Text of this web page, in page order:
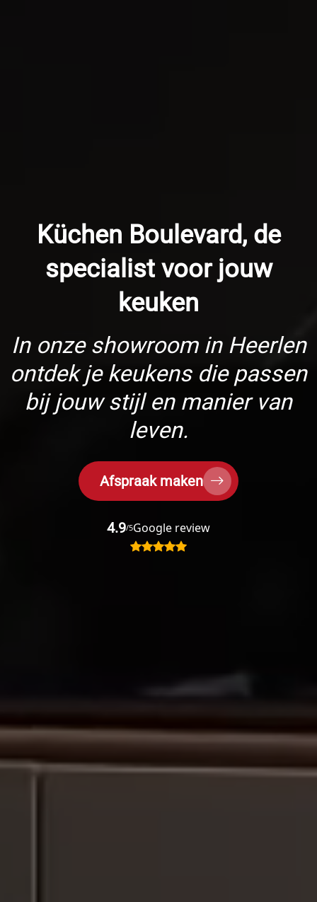
Küchen Boulevard, de
specialist voor jouw
keuken
In onze showroom in Heerlen
ontdek je keukens die passen
bij jouw stijl en manier van
leven.
Afspraak maken
4.9/5Google review